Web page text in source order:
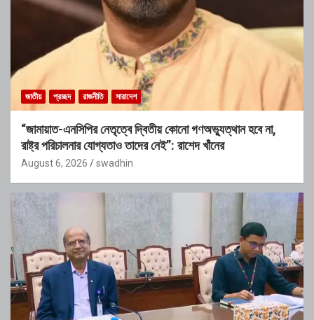
জাতীয় প্রচ্ছদ রাজনীতি সারাদেশ
“জামায়াত-এনসিপির নেতৃত্বে দ্বিতীয় কোনো গণঅভ্যুত্থান হবে না,
রাষ্ট্র পরিচালনার যোগ্যতাও তাদের নেই”: রাশেদ খাঁনের
August 6, 2026 swadhin